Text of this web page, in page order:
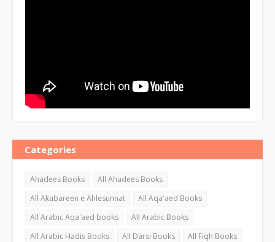
Categories
Ahadees Books
All Ahadees Books
All Akabareen e Ahlesunnat
All Aqa'aed Books
All Arabic Aqa'aed books
All Arabic Books
All Arabic Hadis Books
All Darsi Books
All Fiqh Books